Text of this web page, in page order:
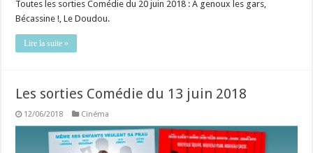
Toutes les sorties Comédie du 20 juin 2018 : À genoux les gars,
Bécassine !, Le Doudou.
Lire la suite »
Les sorties Comédie du 13 juin 2018
12/06/2018 Cinéma